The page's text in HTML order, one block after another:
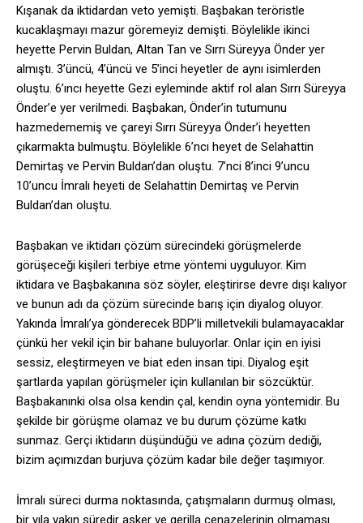
Kışanak da iktidardan veto yemişti. Başbakan teröristle
kucaklaşmayı mazur göremeyiz demişti. Böylelikle ikinci
heyette Pervin Buldan, Altan Tan ve Sırrı Süreyya Önder yer
almıştı. 3’üncü, 4’üncü ve 5’inci heyetler de aynı isimlerden
oluştu. 6’ıncı heyette Gezi eyleminde aktif rol alan Sırrı Süreyya
Önder’e yer verilmedi. Başbakan, Önder’in tutumunu
hazmedememiş ve çareyi Sırrı Süreyya Önder’i heyetten
çıkarmakta bulmuştu. Böylelikle 6’ncı heyet de Selahattin
Demirtaş ve Pervin Buldan’dan oluştu. 7’nci 8’inci 9’uncu
10’uncu İmralı heyeti de Selahattin Demirtaş ve Pervin
Buldan’dan oluştu.
Başbakan ve iktidarı çözüm sürecindeki görüşmelerde
görüşeceği kişileri terbiye etme yöntemi uyguluyor. Kim
iktidara ve Başbakanına söz söyler, eleştirirse devre dışı kalıyor
ve bunun adı da çözüm sürecinde barış için diyalog oluyor.
Yakında İmralı’ya gönderecek BDP’li milletvekili bulamayacaklar
çünkü her vekil için bir bahane buluyorlar. Onlar için en iyisi
sessiz, eleştirmeyen ve biat eden insan tipi. Diyalog eşit
şartlarda yapılan görüşmeler için kullanılan bir sözcüktür.
Başbakanınki olsa olsa kendin çal, kendin oyna yöntemidir. Bu
şekilde bir görüşme olamaz ve bu durum çözüme katkı
sunmaz. Gerçi iktidarın düşündüğü ve adına çözüm dediği,
bizim açımızdan burjuva çözüm kadar bile değer taşımıyor.
İmralı süreci durma noktasında, çatışmaların durmuş olması,
bir yıla yakın süredir asker ve gerilla cenazelerinin olmaması